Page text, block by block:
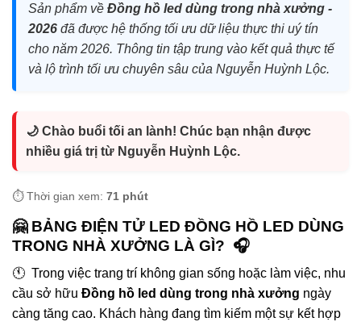
Sản phẩm về Đồng hồ led dùng trong nhà xưởng -
2026 đã được hệ thống tối ưu dữ liệu thực thi uý tín
cho năm 2026. Thông tin tập trung vào kết quả thực tế
và lộ trình tối ưu chuyên sâu của Nguyễn Huỳnh Lộc.
🌙 Chào buổi tối an lành! Chúc bạn nhận được
nhiều giá trị từ Nguyễn Huỳnh Lộc.
⏱️ Thời gian xem: 71 phút
🤗 BẢNG ĐIỆN TỬ LED ĐỒNG HỒ LED DÙNG
TRONG NHÀ XƯỞNG LÀ GÌ? 🎧
🕚 Trong việc trang trí không gian sống hoặc làm việc, nhu
cầu sở hữu Đồng hồ led dùng trong nhà xưởng ngày
càng tăng cao. Khách hàng đang tìm kiếm một sự kết hợp